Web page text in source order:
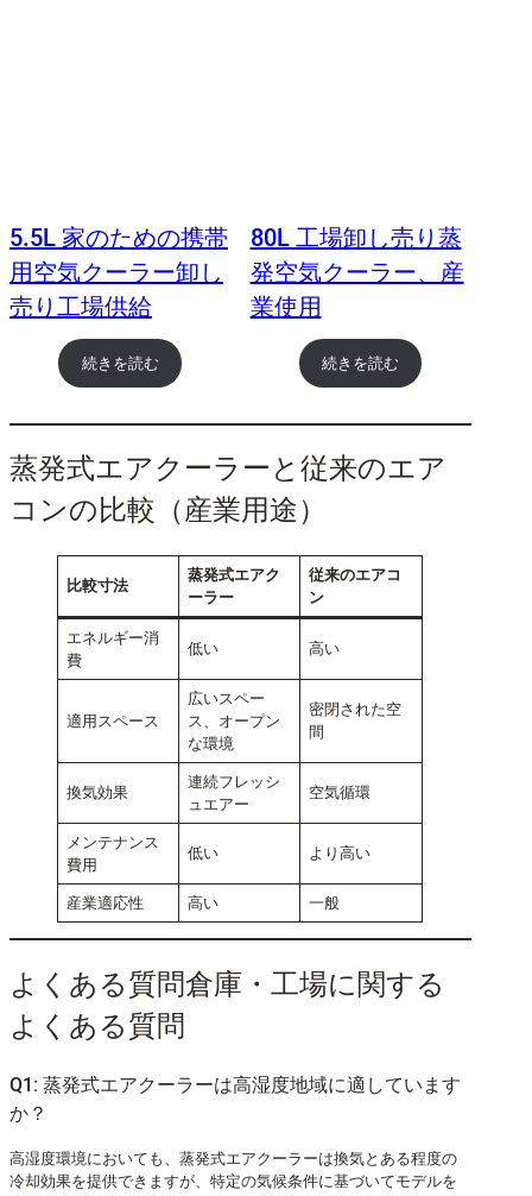
5.5L 家のための携帯
用空気クーラー卸し
売り工場供給
続きを読む
80L 工場卸し売り蒸
発空気クーラー、産
業使用
続きを読む
蒸発式エアクーラーと従来のエア
コンの比較（産業用途）
比較寸法
蒸発式エアク
ーラー
従来のエアコ
ン
エネルギー消
費
低い 高い
適用スペース
広いスペー
ス、オープン
な環境
密閉された空
間
換気効果
連続フレッシ
ュエアー
空気循環
メンテナンス
費用
低い より高い
産業適応性 高い 一般
よくある質問倉庫・工場に関する
よくある質問
Q1: 蒸発式エアクーラーは高湿度地域に適しています
か？
高湿度環境においても、蒸発式エアクーラーは換気とある程度の
冷却効果を提供できますが、特定の気候条件に基づいてモデルを